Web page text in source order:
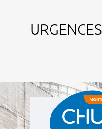
URGENCES